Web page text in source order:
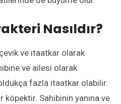
Nasıldır?
ve itaatkar olarak
ve ailesi olarak
fazla itaatkar olabilir.
köpektir. Sahibinin yanına ve